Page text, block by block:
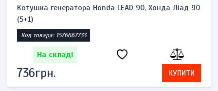
Котушка генератора Honda LEAD 90, Хонда Ліад 90
(5+1)
Код товара: 1576667733
На складі
736грн. КУПИТИ